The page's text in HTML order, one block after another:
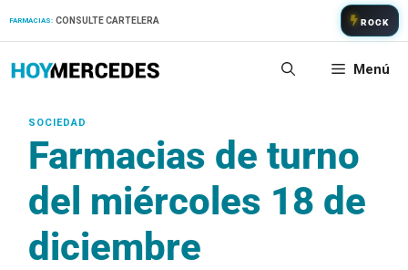
FARMACIAS: CONSULTE CARTELERA ROCK
Menú
Farmacias de turno
del miércoles 18 de
diciembre